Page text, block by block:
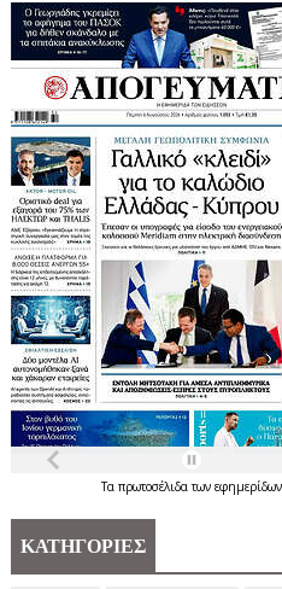
Τα πρωτοσέλιδατων εφημερίδων
ΚΑΤΗΓΟΡΙΕΣ